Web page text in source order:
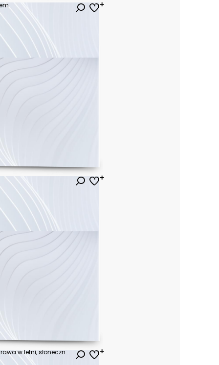
Soczyście zielona wiosenna trawa w letni, słoneczny poranek